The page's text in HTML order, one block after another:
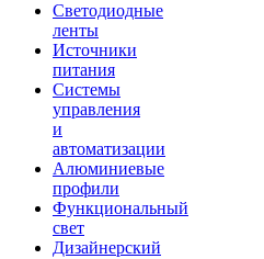
Светодиодные
ленты
Источники
питания
Системы
управления
и
автоматизации
Алюминиевые
профили
Функциональный
свет
Дизайнерский